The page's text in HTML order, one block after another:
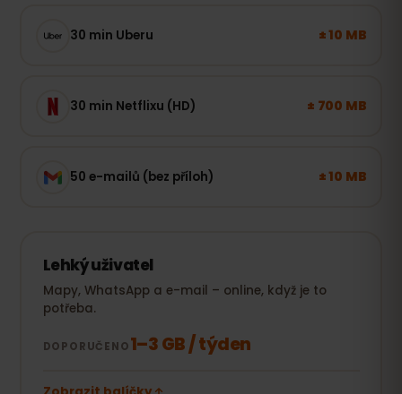
30 min Uberu ± 10 MB
30 min Netflixu (HD) ± 700 MB
50 e-mailů (bez příloh) ± 10 MB
Lehký uživatel
Mapy, WhatsApp a e-mail – online, když je to
potřeba.
DOPORUČENO1–3 GB / týden